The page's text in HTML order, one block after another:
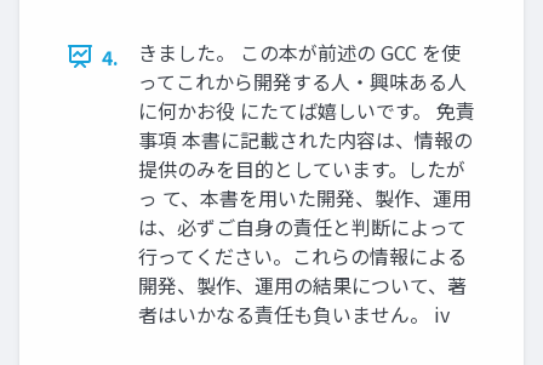
4.
きました。 この本が前述の GCC を使
ってこれから開発する人・興味ある人
に何かお役 にたてば嬉しいです。 免責
事項 本書に記載された内容は、情報の
提供のみを目的としています。したが
っ て、本書を用いた開発、製作、運用
は、必ずご自身の責任と判断によって
行ってください。これらの情報による
開発、製作、運用の結果について、著
者はいかなる責任も負いません。 iv